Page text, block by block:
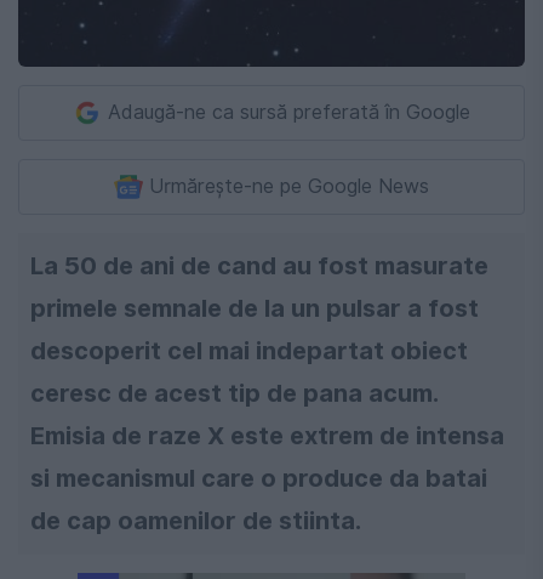
Adaugă-ne ca sursă preferată în Google
Urmărește-ne pe Google News
La 50 de ani de cand au fost masurate
primele semnale de la un pulsar a fost
descoperit cel mai indepartat obiect
ceresc de acest tip de pana acum.
Emisia de raze X este extrem de intensa
si mecanismul care o produce da batai
de cap oamenilor de stiinta.